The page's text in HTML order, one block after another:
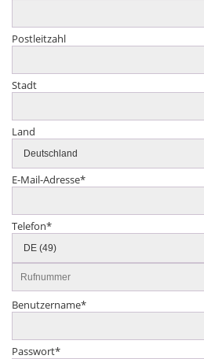
Postleitzahl
Stadt
Land
E-Mail-Adresse*
Telefon*
Benutzername*
Passwort*